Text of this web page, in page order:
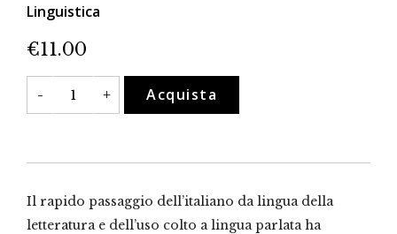
Linguistica
€11.00
-
Il
trapassato
prossimo
+ Acquista
Il rapido passaggio dell’italiano da lingua della
letteratura e dell’uso colto a lingua parlata ha